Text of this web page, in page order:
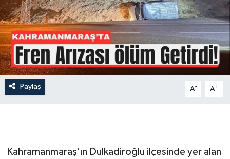
Paylaş A- A+
Kahramanmaraş’ın Dulkadiroğlu ilçesinde yer alan
İLÇE HABERLERİ
KÜLTÜR-SANAT
KSÜ
DÜNYA